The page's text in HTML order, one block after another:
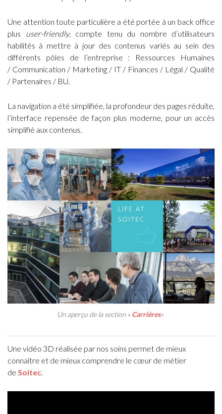
Une attention toute particulière a été portée à un back office
plus user-friendly, compte tenu du nombre d’utilisateurs
habilités à mettre à jour des contenus variés au sein des
différents pôles de l’entreprise : Ressources Humaines
/ Communication / Marketing / IT / Finances / Légal / Qualité
/ Partenaires / BU.
La navigation a été simplifiée, la profondeur des pages réduite,
l’interface repensée de façon plus moderne, pour un accès
simplifié aux contenus.
Un aperçu de la section « Carrières«
Une vidéo 3D réalisée par nos soins permet de mieux
connaître et de mieux comprendre le cœur de métier
de Soitec.